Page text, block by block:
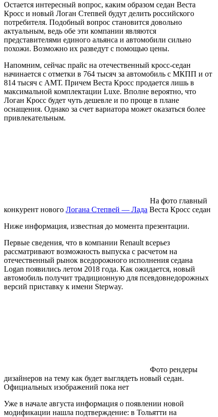
Остается интересный вопрос, каким образом седан Веста
Кросс и новый Логан Степвей будут делить российского
потребителя. Подобный вопрос становится довольно
актуальным, ведь обе эти компании являются
представителями единого альянса и автомобили сильно
похожи. Возможно их разведут с помощью цены.
Напомним, сейчас прайс на отечественный кросс-седан
начинается с отметки в 764 тысяч за автомобиль с МКПП и от
814 тысяч с АМТ. Причем Веста Кросс продается лишь в
максимальной комплектации Luxe. Вполне вероятно, что
Логан Кросс будет чуть дешевле и по проще в плане
оснащения. Однако за счет вариатора может оказаться более
привлекательным.
На фото главный
конкурент нового Логана Степвей — Лада Веста Кросс седан
Ниже информация, известная до момента презентации.
Первые сведения, что в компании Renault всерьез
рассматривают возможность выпуска с расчетом на
отечественный рынок вседорожного исполнения седана
Logan появились летом 2018 года. Как ожидается, новый
автомобиль получит традиционную для псевдовнедорожных
версий приставку к имени Stepway.
Фото рендеры
дизайнеров на тему как будет выглядеть новый седан.
Официальных изображений пока нет
Уже в начале августа информация о появлении новой
модификации нашла подтверждение: в Тольятти на